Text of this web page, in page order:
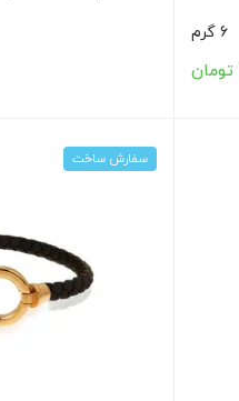
6 گرم
سفارش ساخت